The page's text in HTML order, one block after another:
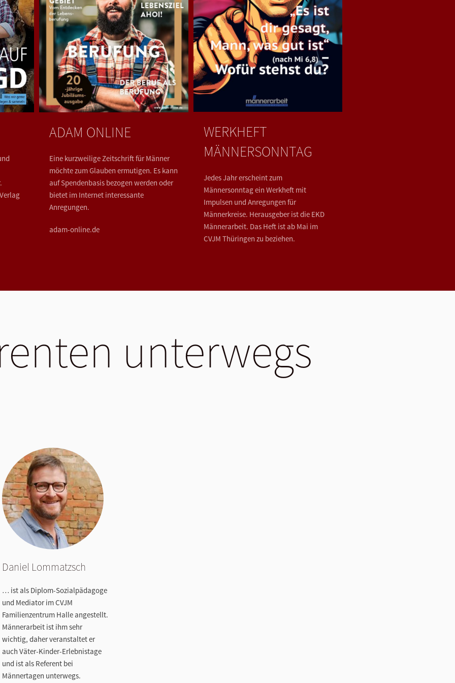
ADAM ONLINE
Eine kurzweilige Zeitschrift für Männer
möchte zum Glauben ermutigen. Es kann
auf Spendenbasis bezogen werden oder
bietet im Internet interessante
Anregungen.
adam-online.de
WERKHEFT
MÄNNERSONNTAG
Jedes Jahr erscheint zum
Männersonntag ein Werkheft mit
Impulsen und Anregungen für
Männerkreise. Herausgeber ist die EKD
Männerarbeit. Das Heft ist ab Mai im
CVJM Thüringen zu beziehen.
unterwegs
Daniel Lommatzsch
… ist als Diplom-Sozialpädagoge
und Mediator im CVJM
Familienzentrum Halle angestellt.
Männerarbeit ist ihm sehr
wichtig, daher veranstaltet er
auch Väter-Kinder-Erlebnistage
und ist als Referent bei
Männertagen unterwegs.